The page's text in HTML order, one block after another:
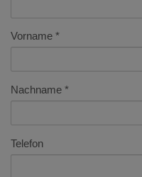
Vorname
Nachname
Telefon